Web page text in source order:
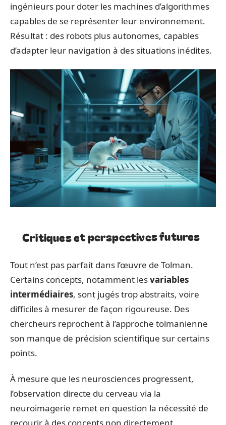
ingénieurs pour doter les machines d’algorithmes
capables de se représenter leur environnement.
Résultat : des robots plus autonomes, capables
d’adapter leur navigation à des situations inédites.
Critiques et perspectives futures
Tout n’est pas parfait dans l’œuvre de Tolman.
Certains concepts, notamment lesvariables
intermédiaires, sont jugés trop abstraits, voire
difficiles à mesurer de façon rigoureuse. Des
chercheurs reprochent à l’approche tolmanienne
son manque de précision scientifique sur certains
points.
À mesure que les neurosciences progressent,
l’observation directe du cerveau via la
neuroimagerie remet en question la nécessité de